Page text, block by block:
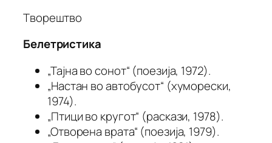
Творештво
Белетристика
„Тајна во сонот“ (поезија, 1972).
„Настан во автобусот“ (хуморески,
1974).
„Птици во кругот“ (раскази, 1978).
„Отворена врата“ (поезија, 1979).